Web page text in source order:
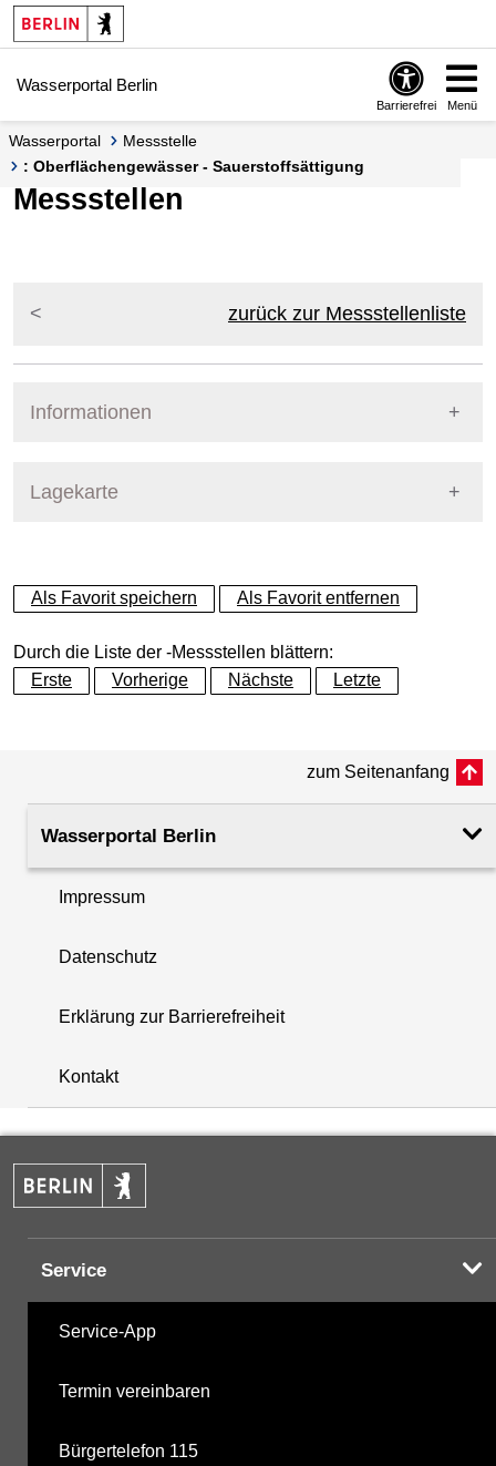
Springe zur Navigation
Springe zum Inhalt
Wasserportal Berlin
Barrierefrei Menü
Wasserportal
Messstelle
: Oberflächengewässer - Sauerstoffsättigung
Messstellen
zurück zur Messstellenliste
Informationen
Lagekarte
+
−
+
−
Als Favorit speichern Als Favorit entfernen
Durch die Liste der -Messstellen blättern:
Erste
Vorherige Nächste Letzte
zum Seitenanfang
Wasserportal Berlin
Impressum
Datenschutz
Erklärung zur Barrierefreiheit
Kontakt
Service
Service-App
Termin vereinbaren
Bürgertelefon 115